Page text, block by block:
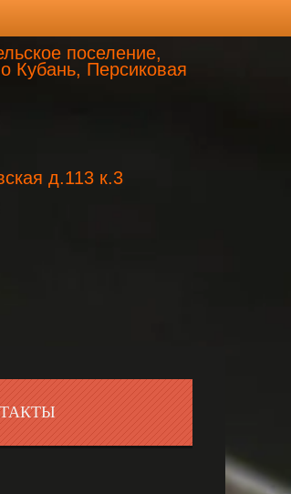
поселение,
Кубань, Персиковая
д.113 к.3